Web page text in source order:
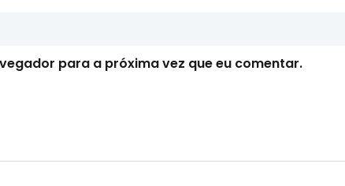
para a próxima vez que eu comentar.